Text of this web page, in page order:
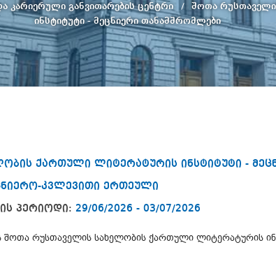
კარიერული განვითარების ცენტრი
შოთა
ინსტიტუტი - მეცნიერი თანამშრომლები
ქართული ლიტერატურის ინსტიტუტი -
კვლევითი ერთეული
პერიოდი: 29/06/2026 - 03/07/2026
შოთა რუსთაველის სახელობის ქართული ლიტერატურის